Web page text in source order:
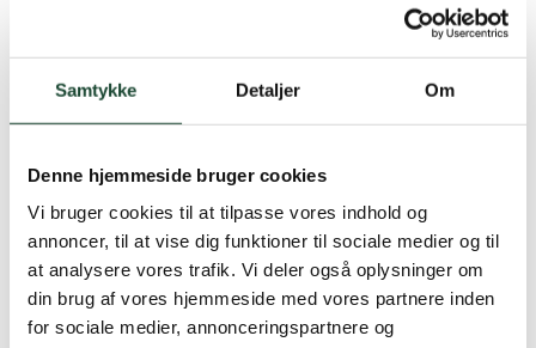
Samtykke Detaljer Om
Denne hjemmeside bruger cookies
Vi bruger cookies til at tilpasse vores indhold og
annoncer, til at vise dig funktioner til sociale medier og til
at analysere vores trafik. Vi deler også oplysninger om
din brug af vores hjemmeside med vores partnere inden
for sociale medier, annonceringspartnere og
får bedre spiloverflader på fairways. Og så er der nye
maskiner på vej – to robotter skal klippe driving range,
til andre opgaver.”
bedøvende ligeglade. Til gengæld elsker de
greenkeeperne og deres afklip lige så højt, som de
frygter jægerne. De løber fra jægerne, men kommer
løbende hen til os”.
Ambitionerne er høje i klubbens greenkeeperstab.